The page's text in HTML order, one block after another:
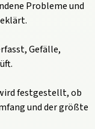
Probleme und
Gefälle,
festgestellt, ob
und der größte